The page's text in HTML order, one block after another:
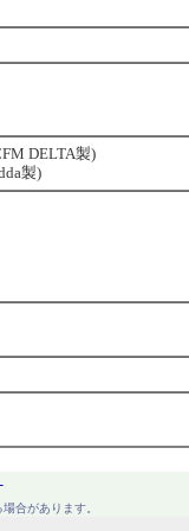
DELTA製)
製)
合があります。